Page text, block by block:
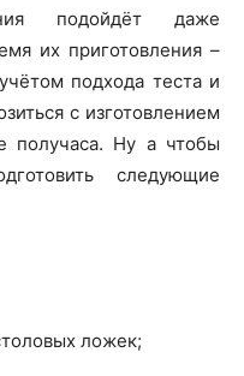
подойдёт даже
их приготовления –
подхода теста и
с изготовлением
получаса. Ну а чтобы
следующие
ложек;